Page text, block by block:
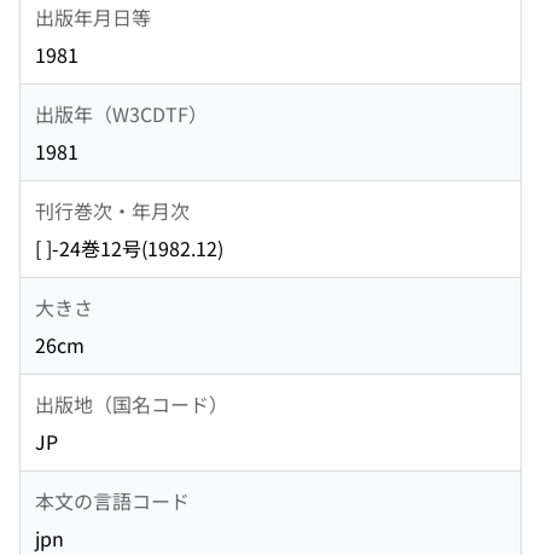
出版年月日等
1981
出版年（W3CDTF）
1981
刊行巻次・年月次
[ ]-24巻12号(1982.12)
大きさ
26cm
出版地（国名コード）
JP
本文の言語コード
jpn